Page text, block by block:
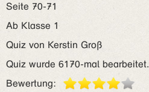
Seite 70-71
Ab Klasse 1
Quiz von Kerstin Groß
Quiz wurde 6170-mal bearbeitet.
Bewertung: